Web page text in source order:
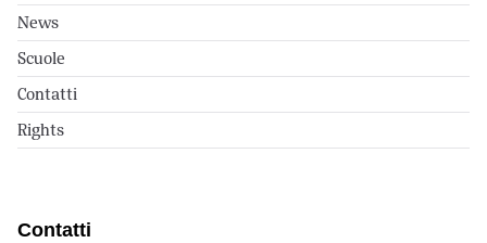
News
Scuole
Contatti
Rights
Contatti